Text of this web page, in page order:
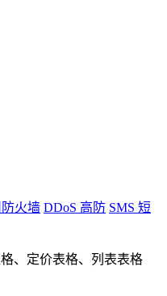
火墙 DDoS 高防 SMS 短
、定价表格、列表表格